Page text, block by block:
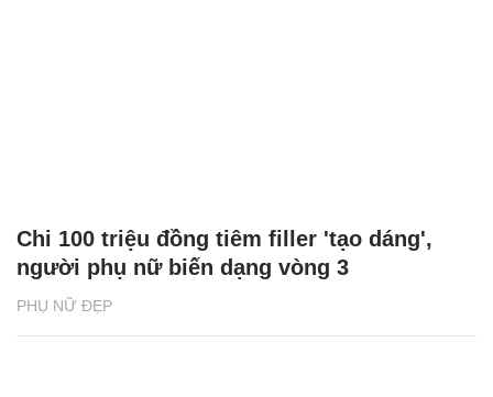
PHỤ NỮ ĐẸP
Chi 100 triệu đồng tiêm filler 'tạo dáng',
người phụ nữ biến dạng vòng 3